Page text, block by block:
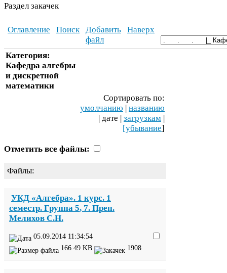
Раздел закачек
Оглавление Поиск
Добавить
файл
Наверх
Категория:
Кафедра алгебры
и дискретной
математики
Сортировать по:
умолчанию | названию
| дате | загрузкам |
[убывание]
Отметить все файлы:
Файлы:
УКД «Алгебра». 1 курс. 1
семестр. Группа 5, 7. Преп.
Мелихов С.Н.
05 09 2014 11:34:54
166 49 KB 1908